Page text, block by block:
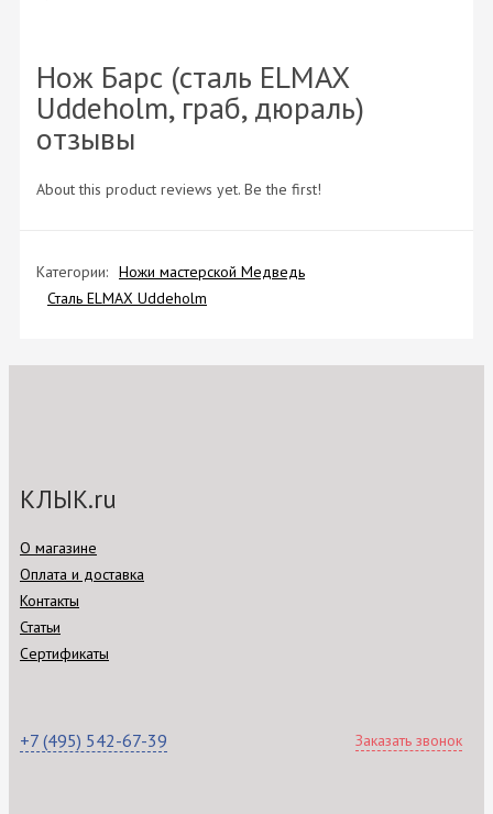
Нож Барс (сталь ELMAX
Uddeholm, граб, дюраль)
отзывы
About this product reviews yet. Be the first!
Категории: Ножи мастерской Медведь
Сталь ELMAX Uddeholm
КЛЫК.ru
О магазине
Оплата и доставка
Контакты
Статьи
Сертификаты
+7 (495) 542-67-39 Заказать звонок